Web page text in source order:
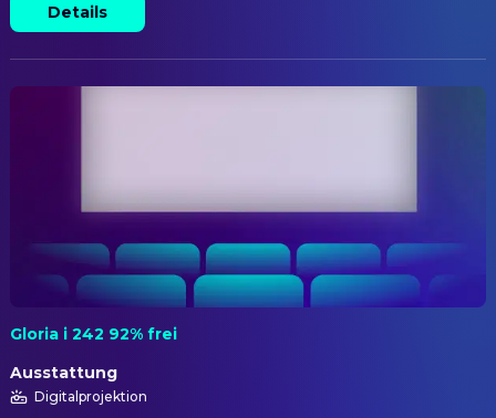
Details
Gloria i 242 92% frei
Ausstattung
Digitalprojektion